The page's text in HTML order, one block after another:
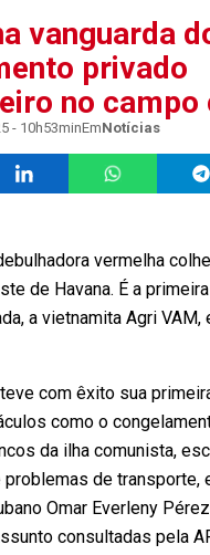
vanguarda
privado
no campo
- 10h53minEmNotícias
vermelha
de Havana. É a
a vietnamita Agri VAM,
com êxito sua
como o
da ilha comunista,
de transporte,
Omar Everleny
consultadas pela